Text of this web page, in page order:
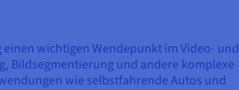
wichtigen Wendepunkt im Video- und
Bildsegmentierung und andere komplexe
wie selbstfahrende Autos und